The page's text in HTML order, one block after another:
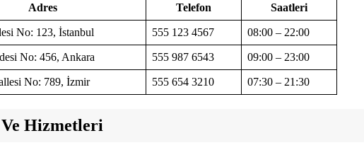
Adres Telefon Saatleri
No: 123, İstanbul 555 123 4567 08:00 – 22:00
No: 456, Ankara 555 987 6543 09:00 – 23:00
No: 789, İzmir 555 654 3210 07:30 – 21:30
Hizmetleri